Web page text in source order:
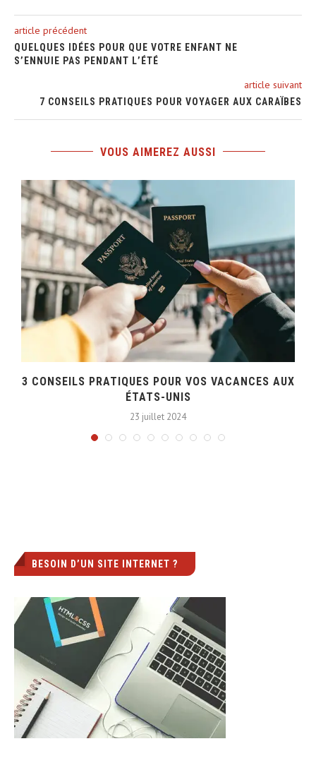
article précédent
QUELQUES IDÉES POUR QUE VOTRE ENFANT NE
S’ENNUIE PAS PENDANT L’ÉTÉ
article suivant
7 CONSEILS PRATIQUES POUR VOYAGER AUX CARAÏBES
VOUS AIMEREZ AUSSI
3 CONSEILS PRATIQUES POUR VOS VACANCES AUX
ÉTATS-UNIS
23 juillet 2024
BESOIN D’UN SITE INTERNET ?